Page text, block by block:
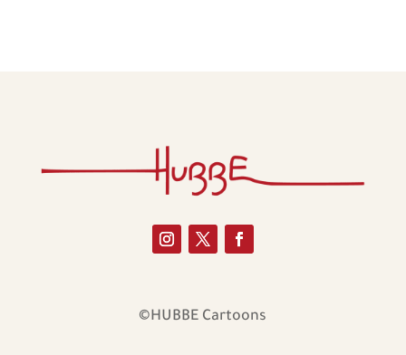
©HUBBE Cartoons